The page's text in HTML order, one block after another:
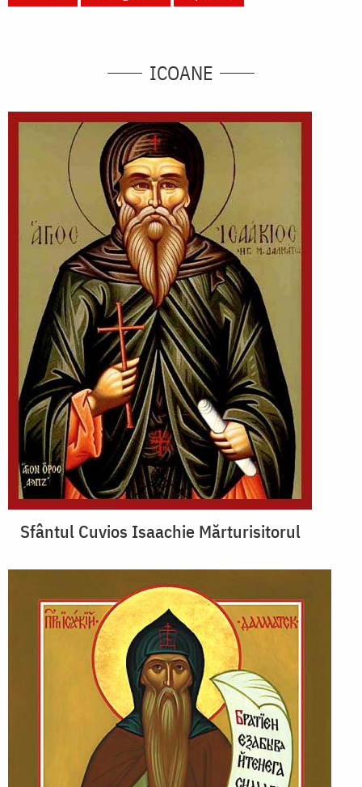
ICOANE
Sfântul Cuvios Isaachie Mărturisitorul